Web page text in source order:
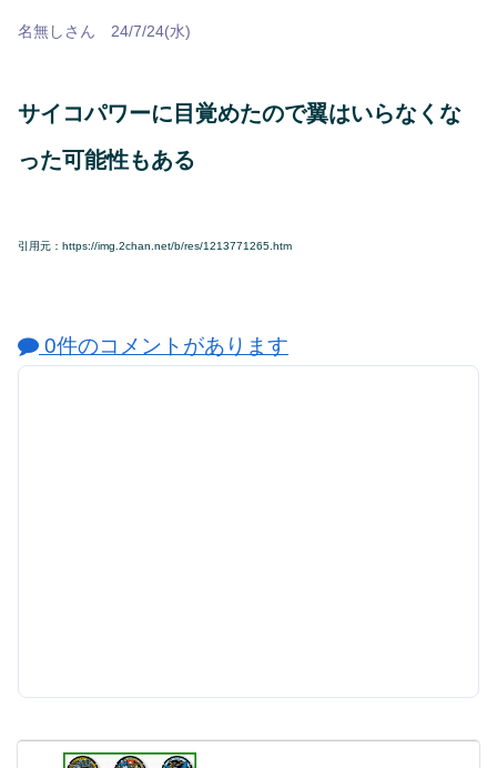
名無しさん 24/7/24(水)
サイコパワーに目覚めたので翼はいらなくな
った可能性もある
引用元：https://img.2chan.net/b/res/1213771265.htm
0件のコメントがあります